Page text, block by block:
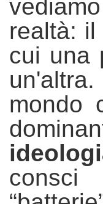
realtà: il
cui una
mondo
consci